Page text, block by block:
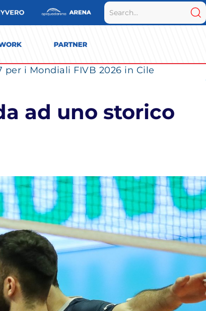
i Mondiali FIVB 2026 in Cile
ad uno storico